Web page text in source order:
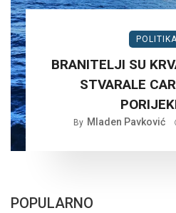
BRANITELJI SU
STVARALE
By Mladen Pavković
POPULARNO